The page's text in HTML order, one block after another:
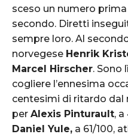
sceso un numero
secondo. Diretti
sempre loro. Al
norvegese Henrik
Marcel Hirscher. Sono
cogliere l’ennesima
centesimi di ritardo dal
per Alexis Pinturault,
Daniel Yule, a 61/100,